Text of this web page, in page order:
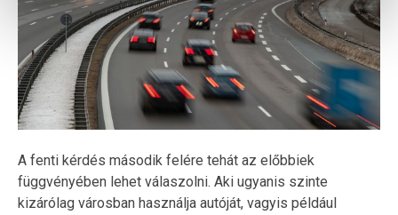
A fenti kérdés második felére tehát az előbbiek
függvényében lehet válaszolni. Aki ugyanis szinte
kizárólag városban használja autóját, vagyis például